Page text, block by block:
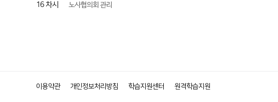
16 차시 노사협의회 관리
이용약관 개인정보처리방침 학습지원센터 원격학습지원